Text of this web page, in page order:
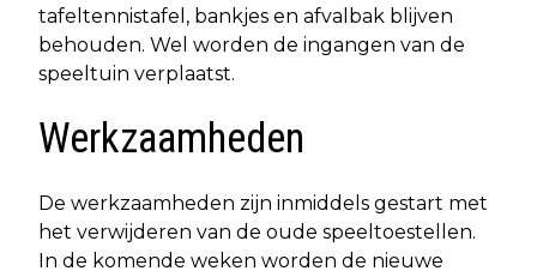
tafeltennistafel, bankjes en afvalbak blijven
behouden. Wel worden de ingangen van de
speeltuin verplaatst.
Werkzaamheden
De werkzaamheden zijn inmiddels gestart met
het verwijderen van de oude speeltoestellen.
In de komende weken worden de nieuwe